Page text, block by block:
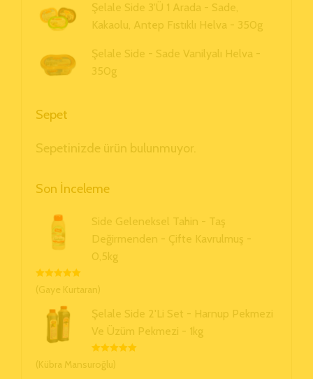
Şelale Side 3'ü 1 Arada - Sade,
Kakaolu, Antep Fıstıklı Helva - 350g
Şelale Side - Sade Vanilyalı Helva -
350g
Sepet
Sepetinizde ürün bulunmuyor.
Son İnceleme
Side Geleneksel Tahin - Taş
Değirmenden - Çifte Kavrulmuş -
0,5kg
5 Üzerinden
5Oy Aldı
(Gaye Kurtaran)
Şelale Side 2'li Set - Harnup Pekmezi
Ve Üzüm Pekmezi - 1kg
5 Üzerinden
5Oy Aldı
(Kübra Mansuroğlu)